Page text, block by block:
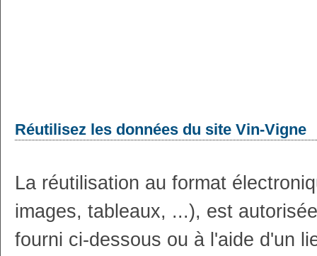
Réutilisez les données du site Vin-Vigne
La réutilisation au format
images, tableaux, ...), est
fourni ci-dessous ou à l'aide d'un